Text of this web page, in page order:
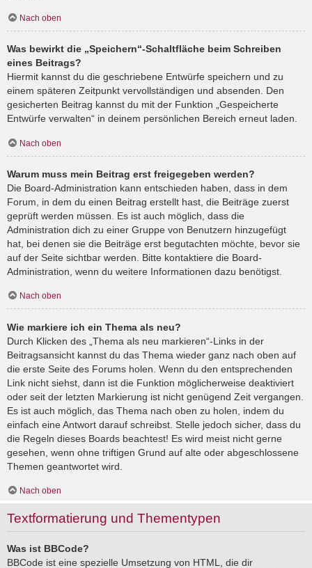
Nach oben
Was bewirkt die „Speichern“-Schaltfläche beim Schreiben
eines Beitrags?
Hiermit kannst du die geschriebene Entwürfe speichern und zu
einem späteren Zeitpunkt vervollständigen und absenden. Den
gesicherten Beitrag kannst du mit der Funktion „Gespeicherte
Entwürfe verwalten“ in deinem persönlichen Bereich erneut laden.
Nach oben
Warum muss mein Beitrag erst freigegeben werden?
Die Board-Administration kann entschieden haben, dass in dem
Forum, in dem du einen Beitrag erstellt hast, die Beiträge zuerst
geprüft werden müssen. Es ist auch möglich, dass die
Administration dich zu einer Gruppe von Benutzern hinzugefügt
hat, bei denen sie die Beiträge erst begutachten möchte, bevor sie
auf der Seite sichtbar werden. Bitte kontaktiere die Board-
Administration, wenn du weitere Informationen dazu benötigst.
Nach oben
Wie markiere ich ein Thema als neu?
Durch Klicken des „Thema als neu markieren“-Links in der
Beitragsansicht kannst du das Thema wieder ganz nach oben auf
die erste Seite des Forums holen. Wenn du den entsprechenden
Link nicht siehst, dann ist die Funktion möglicherweise deaktiviert
oder seit der letzten Markierung ist nicht genügend Zeit vergangen.
Es ist auch möglich, das Thema nach oben zu holen, indem du
einfach eine Antwort darauf schreibst. Stelle jedoch sicher, dass du
die Regeln dieses Boards beachtest! Es wird meist nicht gerne
gesehen, wenn ohne triftigen Grund auf alte oder abgeschlossene
Themen geantwortet wird.
Nach oben
Textformatierung und Thementypen
Was ist BBCode?
BBCode ist eine spezielle Umsetzung von HTML, die dir